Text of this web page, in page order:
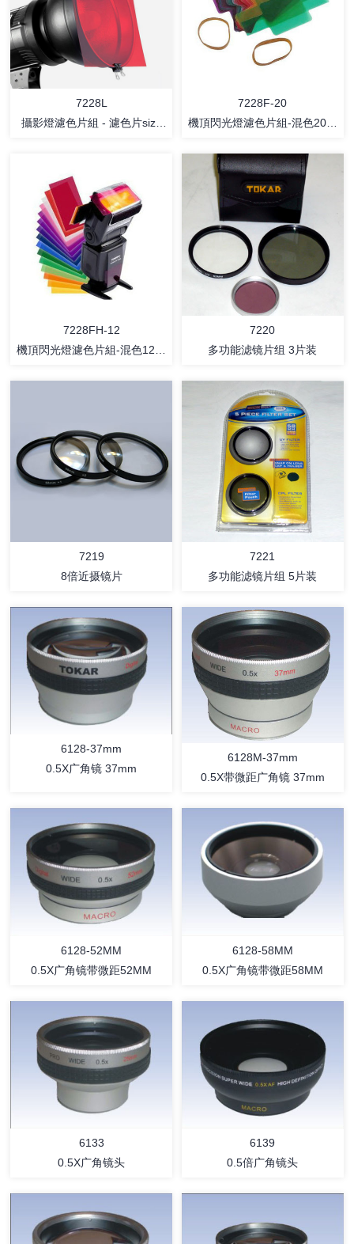
详情 详情
详情
7228L
攝影燈濾色片組 - 濾色片size
详情
7228F-20
機頂閃光燈濾色片組-混色20片
详情
7228FH-12
機頂閃光燈濾色片組-混色12片
详情
7220
多功能滤镜片组 3片装
详情
7219
8倍近摄镜片
详情
7221
多功能滤镜片组 5片装
详情
6128-37mm
0.5X广角镜 37mm
详情
6128M-37mm
0.5X带微距广角镜 37mm
详情
6128-52MM
0.5X广角镜带微距52MM
详情
6128-58MM
0.5X广角镜带微距58MM
6133
0.5X广角镜头
6139
0.5倍广角镜头